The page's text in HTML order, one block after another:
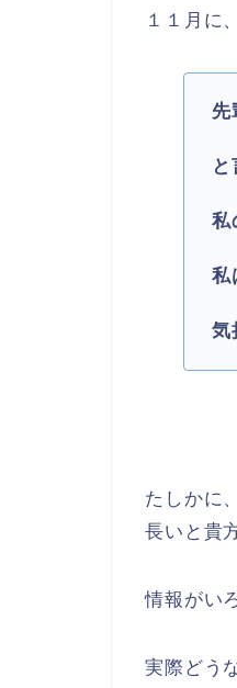
１１月に
先
と
私
私
気
たしかに
長いと貴
情報がい
実際どう